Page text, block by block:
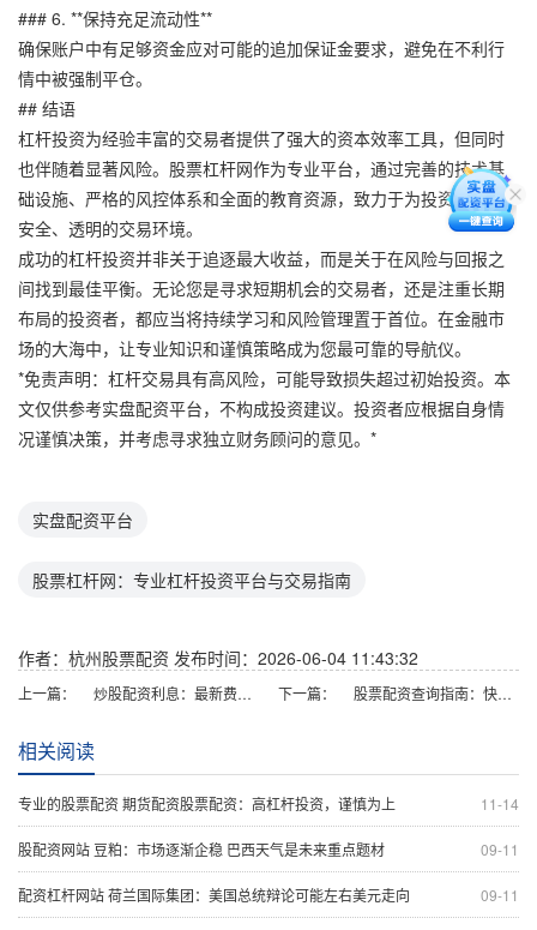
### 6. **保持充足流动性**
确保账户中有足够资金应对可能的追加保证金要求，避免在不利行
情中被强制平仓。
## 结语
杠杆投资为经验丰富的交易者提供了强大的资本效率工具，但同时
也伴随着显著风险。股票杠杆网作为专业平台，通过完善的技术基
础设施、严格的风控体系和全面的教育资源，致力于为投资者创造
安全、透明的交易环境。
成功的杠杆投资并非关于追逐最大收益，而是关于在风险与回报之
间找到最佳平衡。无论您是寻求短期机会的交易者，还是注重长期
布局的投资者，都应当将持续学习和风险管理置于首位。在金融市
场的大海中，让专业知识和谨慎策略成为您最可靠的导航仪。
*免责声明：杠杆交易具有高风险，可能导致损失超过初始投资。本
文仅供参考实盘配资平台，不构成投资建议。投资者应根据自身情
况谨慎决策，并考虑寻求独立财务顾问的意见。*
实盘配资平台
股票杠杆网：专业杠杆投资平台与交易指南
作者：杭州股票配资 发布时间：2026-06-04 11:43:32
上一篇： 炒股配资利息：最新费率与低成本方案 下一篇： 股票配资查询指南：快速查找合规平台
相关阅读
11-14
专业的股票配资 期货配资股票配资：高杠杆投资，谨慎为上
09-11
股配资网站 豆粕：市场逐渐企稳 巴西天气是未来重点题材
09-11
配资杠杆网站 荷兰国际集团：美国总统辩论可能左右美元走向